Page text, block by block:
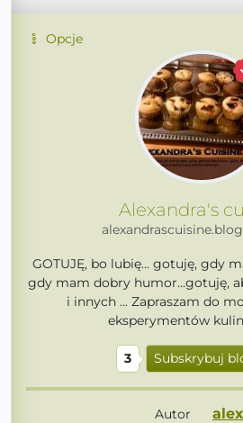
Opcje
Alexandra's
GOTUJĘ, bo lubię... gotuję, gdy
gdy mam dobry humor...gotuję,
i innych ... Zapraszam do
eksperymentów
3 Subskrybuj
Autor